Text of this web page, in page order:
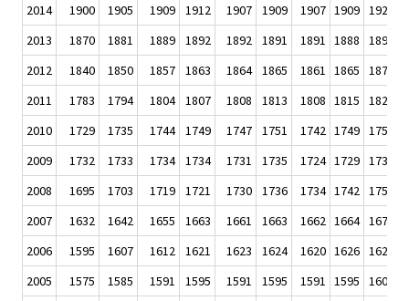
2014
1900 1905 1909 1912 1907 1909 1907 1909 1920
2013
1870 1881 1889 1892 1892 1891 1891 1888 1894
2012
1840 1850 1857 1863 1864 1865 1861 1865 1872
2011
1783 1794 1804 1807 1808 1813 1808 1815 1823
2010
1729 1735 1744 1749 1747 1751 1742 1749 1757
2009
1732 1733 1734 1734 1731 1735 1724 1729 1732
2008
1695 1703 1719 1721 1730 1736 1734 1742 1750
2007
1632 1642 1655 1663 1661 1663 1662 1664 1671
2006
1595 1607 1612 1621 1623 1624 1620 1626 1629
2005
1575 1585 1591 1595 1591 1595 1591 1595 1604